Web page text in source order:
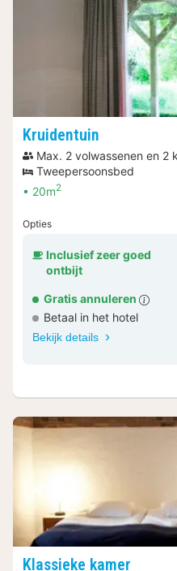
Kruidentuin
Max. 2 volwassenen en 2
Tweepersoonsbed
20m2
Opties
Inclusief zeer goed
ontbijt
Gratis annuleren
Betaal in het hotel
Bekijk details
Klassieke kamer